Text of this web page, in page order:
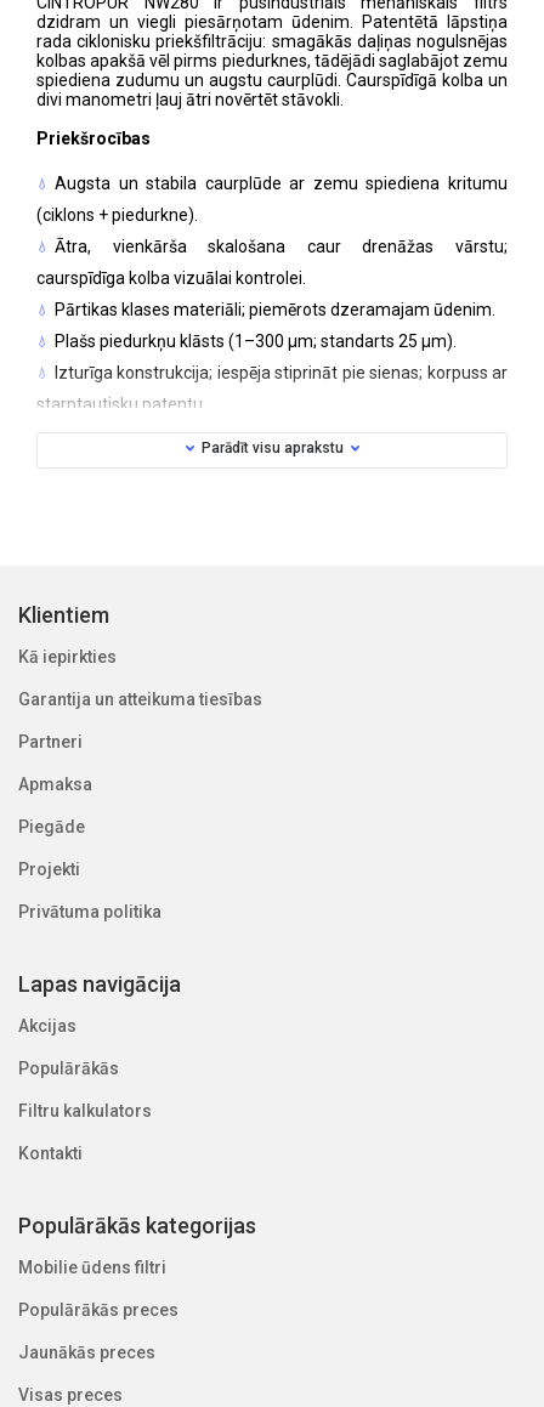
dzidram un viegli piesārņotam ūdenim. Patentētā lāpstiņa
rada ciklonisku priekšfiltrāciju: smagākās daļiņas nogulsnējas
kolbas apakšā vēl pirms piedurknes, tādējādi saglabājot zemu
spiediena zudumu un augstu caurplūdi. Caurspīdīgā kolba un
divi manometri ļauj ātri novērtēt stāvokli.
Priekšrocības
Augsta un stabila caurplūde ar zemu spiediena kritumu
(ciklons + piedurkne).
Ātra, vienkārša skalošana caur drenāžas vārstu;
caurspīdīga kolba vizuālai kontrolei.
Pārtikas klases materiāli; piemērots dzeramajam ūdenim.
Plašs piedurkņu klāsts (1–300 μm; standarts 25 μm).
Izturīga konstrukcija; iespēja stiprināt pie sienas; korpuss ar
starptautisku patentu.
Tehniskie dati (NW280)
Maks. darba temperatūra: 50 °C
Svars: 2,2 kg
Filtrācijas laukums: 530 cm²
Izmēri: A Ø 1" / B DN25 / C 284 mm / D 99 mm / E 373 mm
Parādīt visu aprakstu
Klientiem
Kā iepirkties
Garantija un atteikuma tiesības
Partneri
Apmaksa
Piegāde
Projekti
Privātuma politika
Lapas navigācija
Akcijas
Populārākās
Filtru kalkulators
Kontakti
Populārākās kategorijas
Mobilie ūdens filtri
Populārākās preces
Jaunākās preces
Visas preces